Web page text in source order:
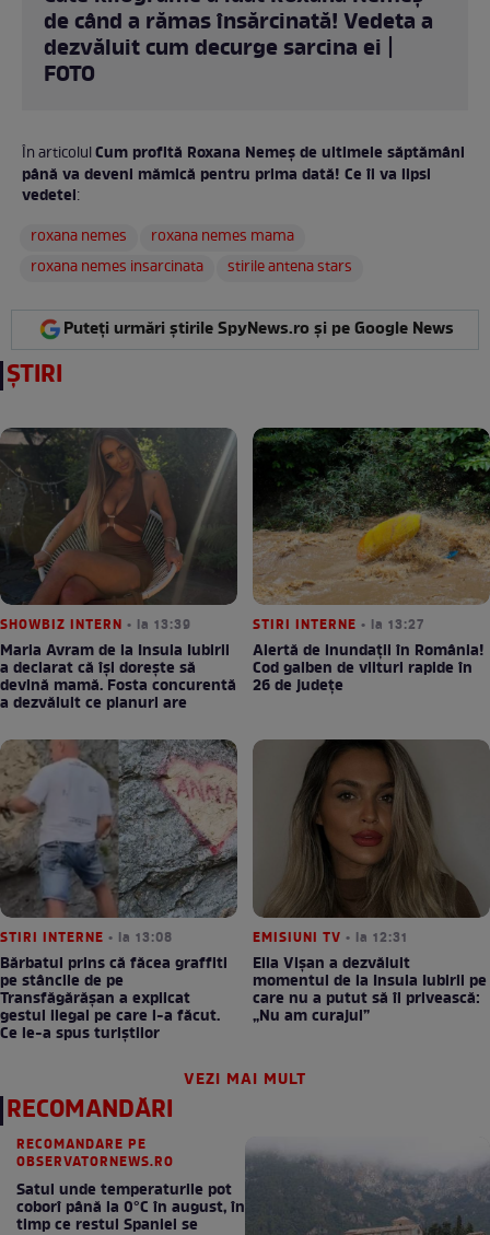
de când a rămas însărcinată! Vedeta a
dezvăluit cum decurge sarcina ei |
FOTO
În articolulCum profită Roxana Nemeș de ultimele săptămâni
până va deveni mămică pentru prima dată! Ce îi va lipsi
vedetei:
roxana nemes
roxana nemes mama
roxana nemes insarcinata
stirile antena stars
Puteți urmări știrile SpyNews.ro și pe Google News
ȘTIRI
SHOWBIZ INTERN • la 13:39
Maria Avram de la Insula Iubirii
a declarat că își dorește să
devină mamă. Fosta concurentă
a dezvăluit ce planuri are
STIRI INTERNE • la 13:27
Alertă de inundații în România!
Cod galben de viituri rapide în
26 de județe
STIRI INTERNE • la 13:08
Bărbatul prins că făcea graffiti
pe stâncile de pe
Transfăgărășan a explicat
gestul ilegal pe care l-a făcut.
Ce le-a spus turiștilor
EMISIUNI TV • la 12:31
Ella Vișan a dezvăluit
momentul de la Insula Iubirii pe
care nu a putut să îl privească:
„Nu am curajul”
VEZI MAI MULT
RECOMANDĂRI
RECOMANDARE PE
OBSERVATORNEWS.RO
Satul unde temperaturile pot
coborî până la 0°C în august, în
timp ce restul Spaniei se